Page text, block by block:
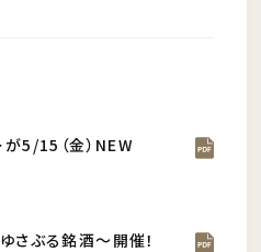
5/15（金）NEW
さぶる銘酒～開催！